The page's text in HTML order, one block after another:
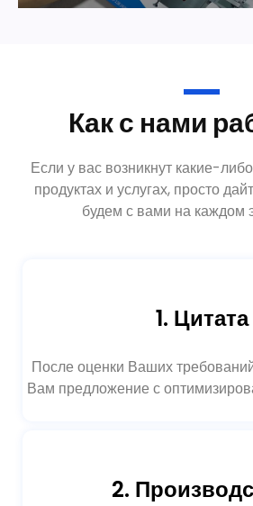
Как с нами
Если у вас возникнут какие-
продуктах и услугах, просто
будем с вами на каждом
1. Цитата
После оценки Ваших
Вам предложение с
2.